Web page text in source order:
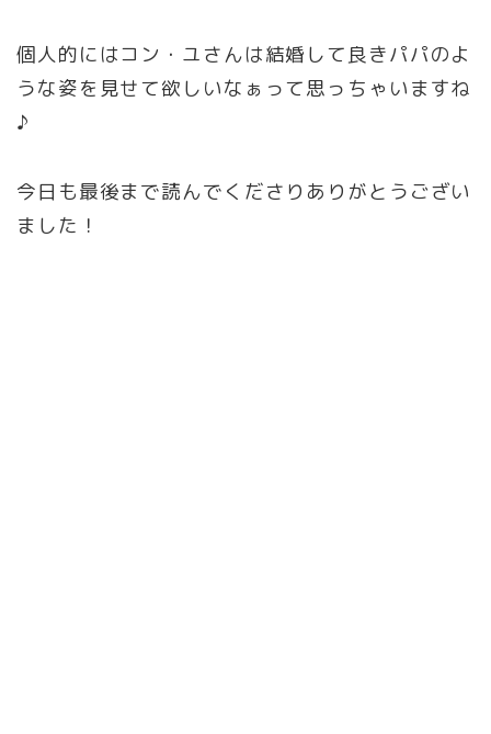
個人的にはコン・ユさんは結婚して良きパパのよ
うな姿を見せて欲しいなぁって思っちゃいますね
♪
今日も最後まで読んでくださりありがとうござい
ました！